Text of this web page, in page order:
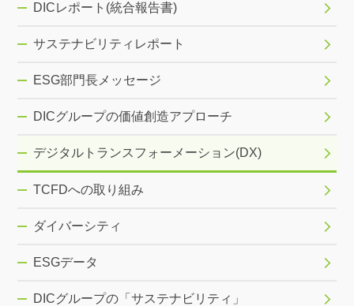
DICレポート(統合報告書)
サステナビリティレポート
ESG部門長メッセージ
DICグループの価値創造アプローチ
デジタルトランスフォーメーション(DX)
TCFDへの取り組み
ダイバーシティ
ESGデータ
DICグループの「サステナビリティ」